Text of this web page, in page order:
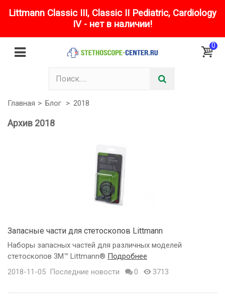
Littmann Classic III, Classic II Pediatric, Cardiology
IV - нет в наличии!
0
Главная > Блог > 2018
Архив 2018
Запасные части для стетоскопов Littmann
Наборы запасных частей для различных моделей
стетоскопов 3M™ Littmann® Подробнее
2018-11-05 Последние новости 0 3713